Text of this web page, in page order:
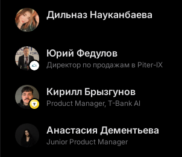
Дильназ Науканбаева
Юрий Федулов
Директор по продажам в Piter-IX
Кирилл Брызгунов
Product Manager, T-Bank AI
Анастасия Дементьева
Junior Product Manager